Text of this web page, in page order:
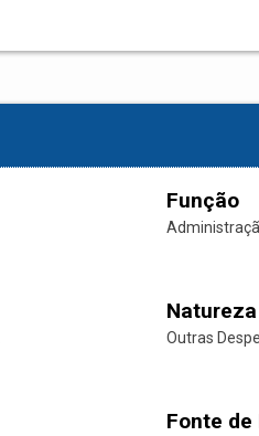
Função
Outras
Fonte de